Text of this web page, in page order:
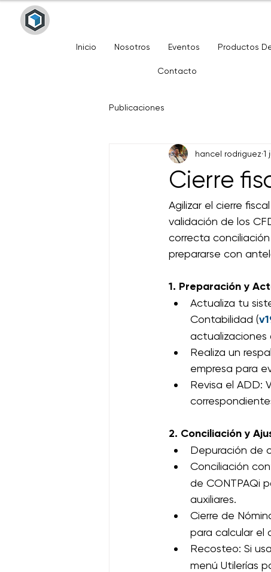
Inicio Nosotros Eventos Productos
Contacto
Publicaciones
Cierre
hancel rodriguez 1
Agilizar el cierre
validación de los
correcta
prepararse con
1. Preparación y
Actualiza tu
Contabilidad (
actualizaciones
Realiza un
empresa para
Revisa el ADD:
2. Conciliación y
Depuración de
Conciliación
de CONTPAQi
auxiliares.
Cierre de
para calcular el
Recosteo: Si
menú Utilerías